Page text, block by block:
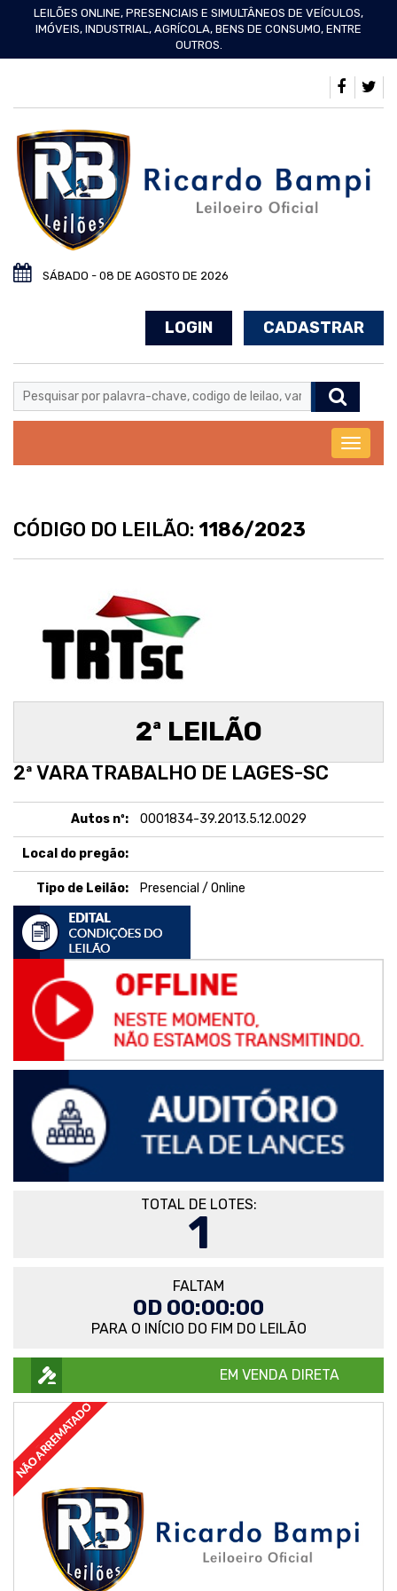
LEILÕES ONLINE, PRESENCIAIS E SIMULTÂNEOS DE VEÍCULOS,
IMÓVEIS, INDUSTRIAL, AGRÍCOLA, BENS DE CONSUMO, ENTRE
OUTROS.
SÁBADO - 08 DE AGOSTO DE 2026
LOGIN CADASTRAR
Abrir
menu
CÓDIGO DO LEILÃO: 1186/2023
2ª LEILÃO
2ª VARA TRABALHO DE LAGES-SC
Autos nº: 0001834-39.2013.5.12.0029
Local do pregão:
Tipo de Leilão: Presencial / Online
TOTAL DE LOTES:
1
FALTAM
0D 00:00:00
PARA O INÍCIO DO FIM DO LEILÃO
EM VENDA DIRETA